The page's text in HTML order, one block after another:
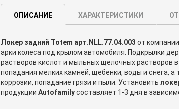
ОПИСАНИЕ ХАРАКТЕРИСТИКИ
Локер задний Totem арт.NLL.77.04.003 от компании
арки колеса под крылом автомобиля. Подкрылки
растворов кислот и мыльных щелочных растворов
попадания мелких камней, щебенки, воды и снега,
коррозии, попадание грязи и пыли. Установить
продукции Autofamilyсоставляет 1-3 дня в